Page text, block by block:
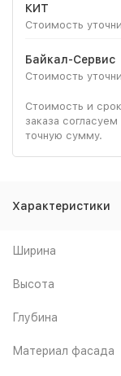
КИТ
Стоимость
Байкал-Сервис
Стоимость
Стоимость и
заказа
точную сумму.
Характеристики
Ширина
Высота
Глубина
Материал фасада